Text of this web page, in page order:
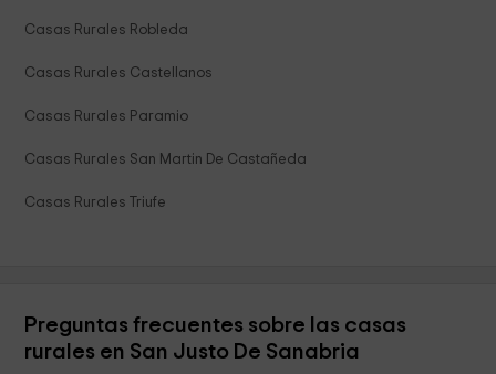
Casas Rurales Robleda
Casas Rurales Castellanos
Casas Rurales Paramio
Casas Rurales San Martin De Castañeda
Casas Rurales Triufe
Preguntas frecuentes sobre las casas
rurales en San Justo De Sanabria